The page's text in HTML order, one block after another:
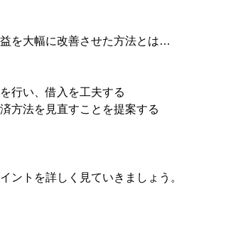
を大幅に改善させた方法とは…
行い、借入を工夫する
方法を見直すことを提案する
ントを詳しく見ていきましょう。